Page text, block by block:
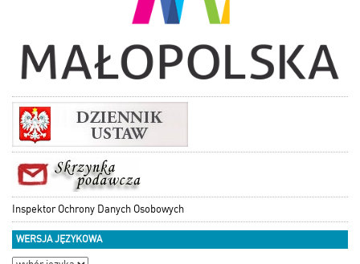
Inspektor Ochrony Danych Osobowych
WERSJA JĘZYKOWA